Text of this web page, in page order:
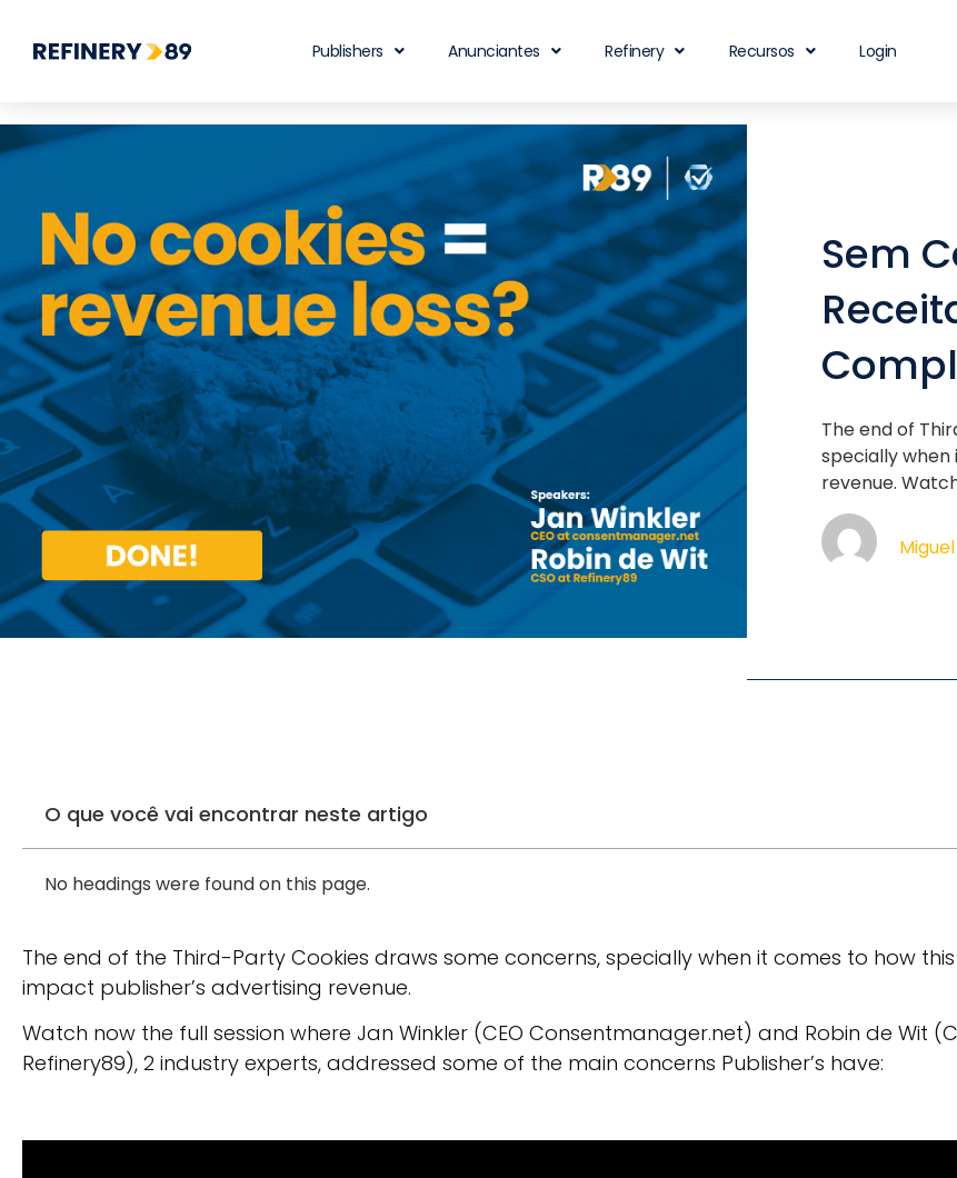
Publishers Anunciantes Refinery Recursos Login
Sem
The end of
specially when
revenue.
O que você vai encontrar neste artigo
No headings were found on this page.
The end of the Third-Party Cookies draws some concerns, specially when it comes to how
impact publisher’s advertising revenue.
Watch now the full session where Jan Winkler (CEO Consentmanager.net) and Robin de Wit
Refinery89), 2 industry experts, addressed some of the main concerns Publisher’s have: